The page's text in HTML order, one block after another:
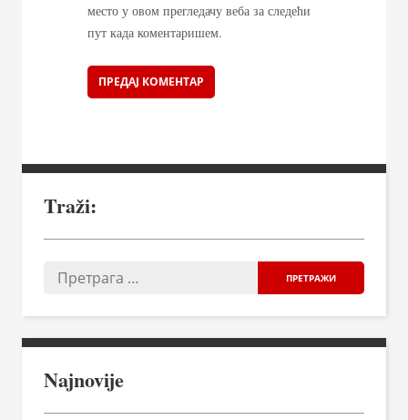
место у овом прегледачу веба за следећи
пут када коментаришем.
Traži:
Najnovije